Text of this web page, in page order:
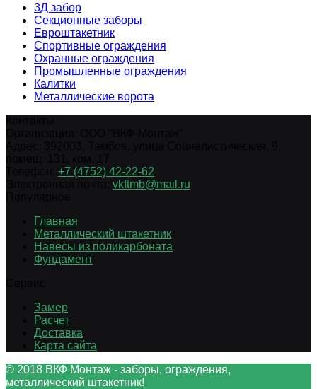
3Д забор
Секционные заборы
Евроштакетник
Спортивные ограждения
Охранные ограждения
Промышленные ограждения
Калитки
Металлические ворота
+7 (4752) 42-22-62
vkftmb@mail.ru
Главная
Металлический штакетник
Навесы из поликарбоната
Фундамент
Замер
Расчет
Доставка
Карта сайта
© 2018 ВКФ Монтаж - заборы, ограждения,
металлический штакетник!